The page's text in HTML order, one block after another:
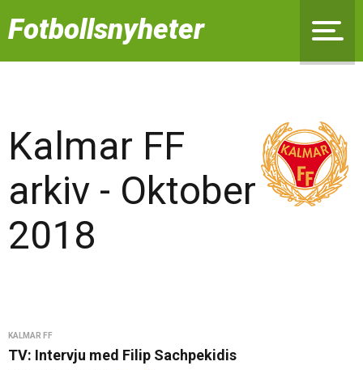
Fotbollsnyheter
Kalmar FF
arkiv - Oktober
2018
KALMAR FF
TV: Intervju med Filip Sachpekidis